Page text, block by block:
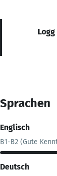
Sprachen
Englisch
B1-B2 (Gute
Deutsch